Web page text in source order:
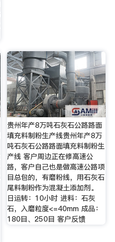
贵州年产8万吨石灰石公路路面
填充料制粉生产线贵州年产8万
吨石灰石公路路面填充料制粉生
产线 客户周边正在修高速公
路，客户自己也是做高速公路项
目总包的，有磨粉线，用石灰石
尾料制粉作为混凝土添加剂。
日运转：10小时 进料：石灰
石，入磨粒度<=40mm 成品：
180目、250目 客户反馈